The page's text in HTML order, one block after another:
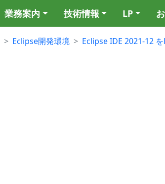
業務案内 技術情報 LP
Eclipse開発環境
Eclipse IDE 2021-12